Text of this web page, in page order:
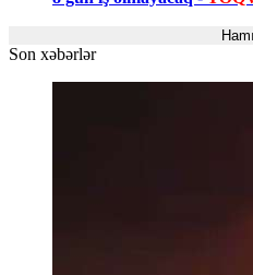
Son xəbərlər